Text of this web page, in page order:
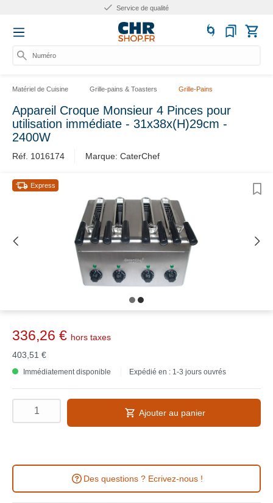
Service de qualité
Numéro d
Matériel de Cuisine Grille-pains & Toasters Grille-Pains
Appareil Croque Monsieur 4 Pinces pour
utilisation immédiate - 31x38x(H)29cm -
2400W
Réf. 1016174 Marque: CaterChef
Express
336,26 € hors taxes
403,51 €
Immédiatement disponible Expédié en : 1-3 jours ouvrés
Ajouter au panier
Des questions ? Ecrivez-nous !